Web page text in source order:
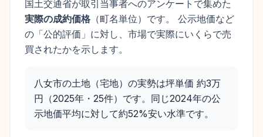
国土交通省が取引当事者へのアンケートで集めた
実際の成約価格 （町名単位）です。 公示地価など
の「公的評価」に対し、市場で実際にいくらで売
買されたかを示します。
八女市の土地（宅地）の実勢は坪単価 約3万
円（2025年・25件）です。同じ2024年の公
示地価平均に対して約52%安い水準です。